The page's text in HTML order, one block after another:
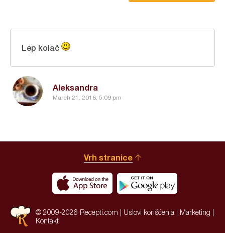
Aleksandra
March 21, 2016, 5:09 pm
Lep kolač
Vrh stranice
© 2009-2026 Recepti.com | Uslovi korišćenja Marketing
Kontakt